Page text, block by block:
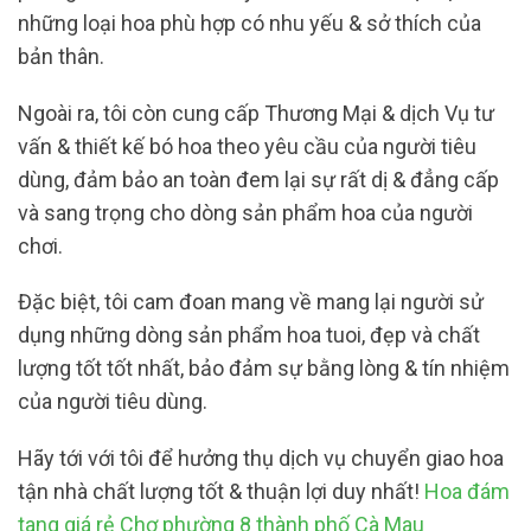
những loại hoa phù hợp có nhu yếu & sở thích của
bản thân.
Ngoài ra, tôi còn cung cấp Thương Mại & dịch Vụ tư
vấn & thiết kế bó hoa theo yêu cầu của người tiêu
dùng, đảm bảo an toàn đem lại sự rất dị & đẳng cấp
và sang trọng cho dòng sản phẩm hoa của người
chơi.
Đặc biệt, tôi cam đoan mang về mang lại người sử
dụng những dòng sản phẩm hoa tuoi, đẹp và chất
lượng tốt tốt nhất, bảo đảm sự bằng lòng & tín nhiệm
của người tiêu dùng.
Hãy tới với tôi để hưởng thụ dịch vụ chuyển giao hoa
tận nhà chất lượng tốt & thuận lợi duy nhất! Hoa đám
tang giá rẻ Chợ phường 8 thành phố Cà Mau